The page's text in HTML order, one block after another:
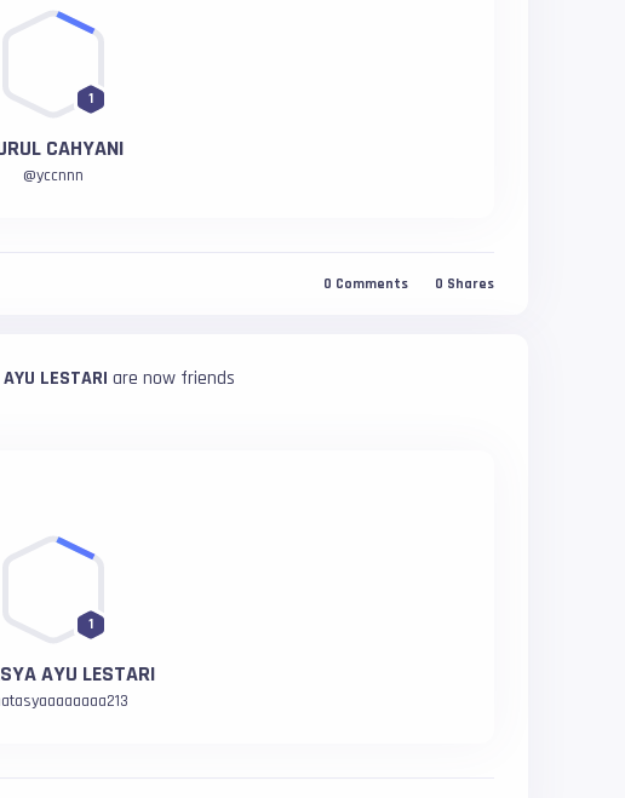
1
CAHYANI
@yccnnn
0 Comments 0 Shares
LESTARI are now friends
1
AYU LESTARI